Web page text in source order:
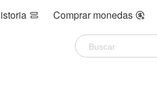
 Comprar monedas 